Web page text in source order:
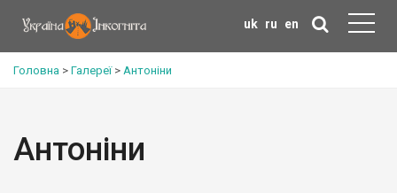
uk ru en
Головна > Галереї> Антоніни
Антоніни